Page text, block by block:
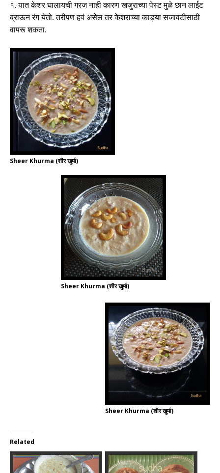
१.यात केशर घालायची गरज नाही कारण खजुराच्या पेस्ट मुळे छान लाईट
ब्राऊन रंग येतो.तरीपण हवं असेल तर केशराच्या काड्या सजावटीसाठी
वापरू शकता.
Sheer Khurma (शीर खुर्मा)
Sheer Khurma (शीर खुर्मा)
Sheer Khurma (शीर खुर्मा)
Related